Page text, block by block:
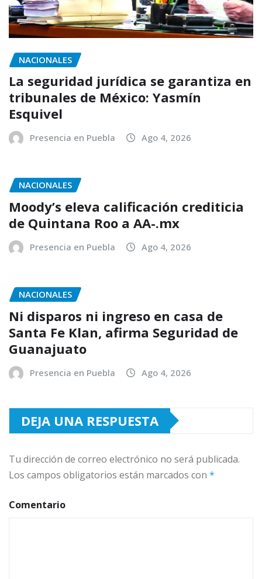
NACIONALES
La seguridad jurídica se garantiza en
tribunales de México: Yasmín
Esquivel
Presencia en Puebla Ago 4, 2026
NACIONALES
Moody’s eleva calificación crediticia
de Quintana Roo a AA-.mx
Presencia en Puebla Ago 4, 2026
NACIONALES
Ni disparos ni ingreso en casa de
Santa Fe Klan, afirma Seguridad de
Guanajuato
Presencia en Puebla Ago 4, 2026
DEJA UNA RESPUESTA
Tu dirección de correo electrónico no será publicada.
Los campos obligatorios están marcados con *
Comentario